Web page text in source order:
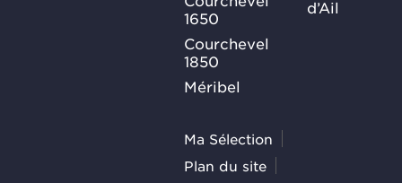
1650
Courchevel
1850
Méribel
d’Ail
Ma Sélection
Plan du site